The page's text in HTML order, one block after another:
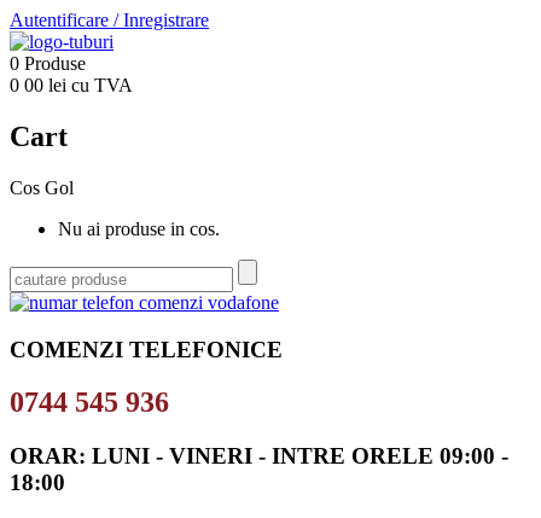
Autentificare /Inregistrare
0 Produse
0 00 lei cu TVA
Cart
Cos Gol
Nu ai produse in cos.
COMENZI TELEFONICE
0744 545 936
ORAR: LUNI - VINERI - INTRE ORELE 09:00 -
18:00